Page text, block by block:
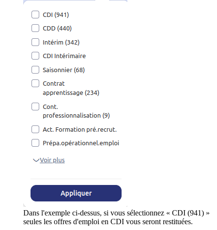
Dans l'exemple ci-dessus, si vous sélectionnez « CDI (941) »
seules les offres d'emploi en CDI vous seront restituées.